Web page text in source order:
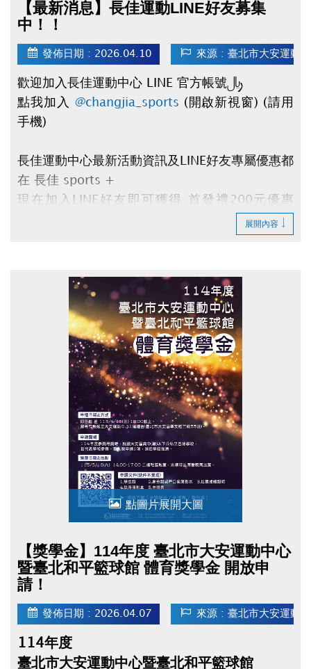
【最新消息】長佳運動LINE好友募集
中！！
發佈日期 : 2026.04.10 來源 : 臺北市大安運動
歡迎加入長佳運動中心 LINE 官方帳號：
點我加入 @changjia_sports (開啟新視窗) (請用
手機)
長佳運動中心最新活動資訊及LINE好友專屬優惠都
在 長佳 sports +
現在加入 LINE好友 即可獲得 首發禮200元優惠
展開內容
點圖片展開大圖
【獎學金】114年度 臺北市大安運動中心
暨臺北和平籃球館 體育獎學金 開放申
請！
發佈日期 : 2026.04.07 來源 : 臺北市大安運動
114年度
臺北市大安運動中心暨臺北和平籃球館